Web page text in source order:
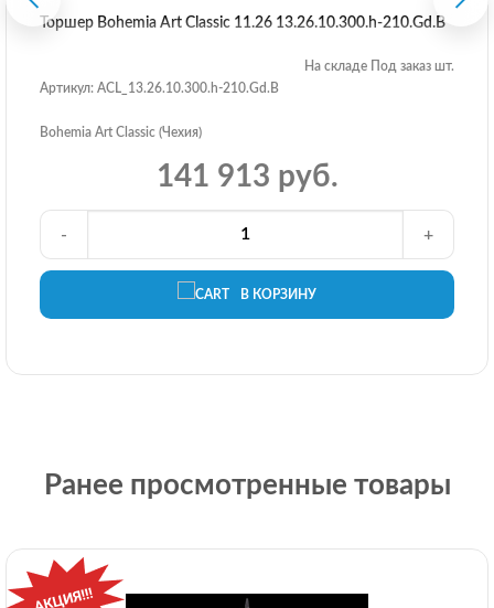
Торшер Bohemia Art Classic 11.26 13.26.10.300.h-210.Gd.B
На складе Под заказ шт.
Артикул: ACL_13.26.10.300.h-210.Gd.B
Bohemia Art Classic (Чехия)
141 913 руб.
В КОРЗИНУ
- +
Ранее просмотренные товары